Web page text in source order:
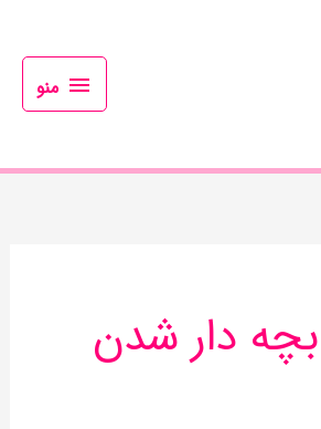
منو
بچه دار شدن